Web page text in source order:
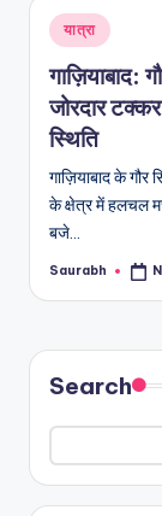
और
विश्व
Posted
in
यात्रा
गाज़ियाबाद:
जोरदार
स्थिति
गाज़ियाबाद के
के क्षेत्र में हलचल
बजे…
Posted
Saurabh
Search